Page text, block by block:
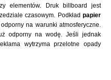
elementów. Druk billboard jest
czasowym. Podkład papier
na warunki atmosferyczne.
odporny na wodę. Jeśli jednak
wytrzyma przelotne opady